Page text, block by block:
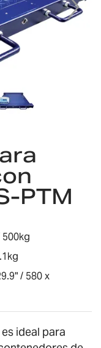
PTM
/ 580 x
ideal para